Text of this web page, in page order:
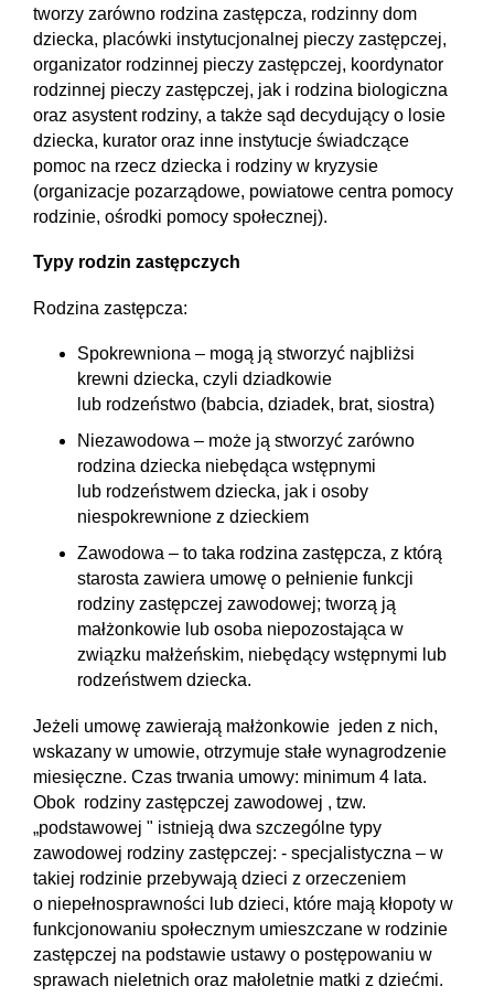
tworzy zarówno rodzina zastępcza, rodzinny dom
dziecka, placówki instytucjonalnej pieczy zastępczej,
organizator rodzinnej pieczy zastępczej, koordynator
rodzinnej pieczy zastępczej, jak i rodzina biologiczna
oraz asystent rodziny, a także sąd decydujący o losie
dziecka, kurator oraz inne instytucje świadczące
pomoc na rzecz dziecka i rodziny w kryzysie
(organizacje pozarządowe, powiatowe centra pomocy
rodzinie, ośrodki pomocy społecznej).
Typy rodzin zastępczych
Rodzina zastępcza:
Spokrewniona – mogą ją stworzyć najbliżsi
krewni dziecka, czyli dziadkowie
lub rodzeństwo (babcia, dziadek, brat, siostra)
Niezawodowa – może ją stworzyć zarówno
rodzina dziecka niebędąca wstępnymi
lub rodzeństwem dziecka, jak i osoby
niespokrewnione z dzieckiem
Zawodowa – to taka rodzina zastępcza, z którą
starosta zawiera umowę o pełnienie funkcji
rodziny zastępczej zawodowej; tworzą ją
małżonkowie lub osoba niepozostająca w
związku małżeńskim, niebędący wstępnymi lub
rodzeństwem dziecka.
Jeżeli umowę zawierają małżonkowie jeden z nich,
wskazany w umowie, otrzymuje stałe wynagrodzenie
miesięczne. Czas trwania umowy: minimum 4 lata.
Obok rodziny zastępczej zawodowej , tzw.
„podstawowej " istnieją dwa szczególne typy
zawodowej rodziny zastępczej: - specjalistyczna – w
takiej rodzinie przebywają dzieci z orzeczeniem
o niepełnosprawności lub dzieci, które mają kłopoty w
funkcjonowaniu społecznym umieszczane w rodzinie
zastępczej na podstawie ustawy o postępowaniu w
sprawach nieletnich oraz małoletnie matki z dziećmi.